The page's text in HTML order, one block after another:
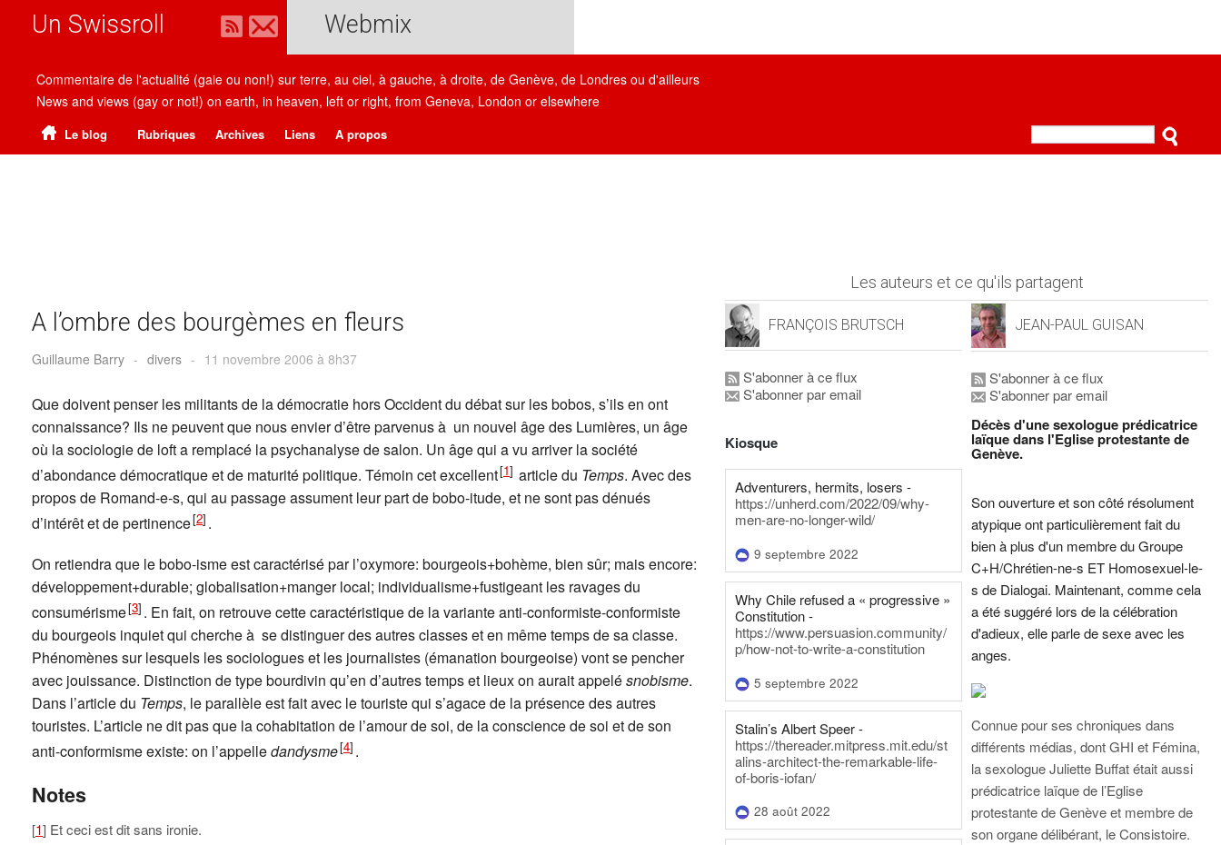
Un Swissroll Webmix
Commentaire de l'actualité (gaie ou non!) sur terre, au ciel, à gauche, à droite, de Genève, de Londres ou d'ailleurs
News and views (gay or not!) on earth, in heaven, left or right, from Geneva, London or elsewhere
Le blog Rubriques Archives Liens A propos
A l’ombre des bourgèmes en fleurs
Guillaume Barry - divers - 11 novembre 2006 à 8h37
Que doivent penser les militants de la démocratie hors Occident du débat sur les bobos, s’ils en ont
connaissance? Ils ne peuvent que nous envier d’être parvenus à un nouvel âge des Lumières, un âge
où la sociologie de loft a remplacé la psychanalyse de salon. Un âge qui a vu arriver la société
d’abondance démocratique et de maturité politique. Témoin cet excellent[1] article du Temps. Avec des
propos de Romand-e-s, qui au passage assument leur part de bobo-itude, et ne sont pas dénués
d’intérêt et de pertinence[2] .
On retiendra que le bobo-isme est caractérisé par l’oxymore: bourgeois+bohème, bien sûr; mais encore:
développement+durable; globalisation+manger local; individualisme+fustigeant les ravages du
consumérisme[3] . En fait, on retrouve cette caractéristique de la variante anti-conformiste-conformiste
du bourgeois inquiet qui cherche à se distinguer des autres classes et en même temps de sa classe.
Phénomènes sur lesquels les sociologues et les journalistes (émanation bourgeoise) vont se pencher
avec jouissance. Distinction de type bourdivin qu’en d’autres temps et lieux on aurait appelésnobisme.
Dans l’article du Temps, le parallèle est fait avec le touriste qui s’agace de la présence des autres
touristes. L’article ne dit pas que la cohabitation de l’amour de soi, de la conscience de soi et de son
anti-conformisme existe: on l’appelledandysme[4] .
Notes
[1] Et ceci est dit sans ironie.
Les auteurs et ce qu'ils partagent
FRANÇOIS BRUTSCH
S'abonner à ce flux
S'abonner par email
Kiosque
Adventurers, hermits, losers -
https://unherd.com/2022/09/why-
men-are-no-longer-wild/
9 septembre 2022
Why Chile refused a « progressive »
Constitution -
https://www.persuasion.community/
p/how-not-to-write-a-constitution
5 septembre 2022
Stalin’s Albert Speer -
https://thereader.mitpress.mit.edu/st
alins-architect-the-remarkable-life-
of-boris-iofan/
28 août 2022
JEAN-PAUL GUISAN
S'abonner à ce flux
S'abonner par email
Décès d'une sexologue prédicatrice
laïque dans l'Eglise protestante de
Genève.
Son ouverture et son côté résolument
atypique ont particulièrement fait du
bien à plus d'un membre du Groupe
C+H/Chrétien-ne-s ET Homosexuel-le-
s de Dialogai. Maintenant, comme cela
a été suggéré lors de la célébration
d'adieux, elle parle de sexe avec les
anges.
Connue pour ses chroniques dans
différents médias, dont GHI et Fémina,
la sexologue Juliette Buffat était aussi
prédicatrice laïque de l’Eglise
protestante de Genève et membre de
son organe délibérant, le Consistoire.